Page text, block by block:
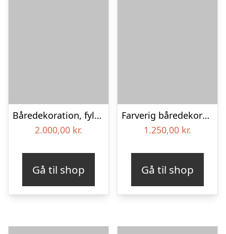
Båredekoration, fyldig – Blomster til begravelse
2.000,00 kr.
Gå til shop
Farverig båredekoration i gul og blå – Blomster til begravelse
1.250,00 kr.
Gå til shop